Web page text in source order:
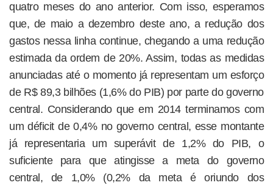
quatro meses do ano anterior. Com isso, esperamos
que, de maio a dezembro deste ano, a redução dos
gastos nessa linha continue, chegando a uma redução
estimada da ordem de 20%. Assim, todas as medidas
anunciadas até o momento já representam um esforço
de R$ 89,3 bilhões (1,6% do PIB) por parte do governo
central. Considerando que em 2014 terminamos com
um déficit de 0,4% no governo central, esse montante
já representaria um superávit de 1,2% do PIB, o
suficiente para que atingisse a meta do governo
central, de 1,0% (0,2% da meta é oriundo dos